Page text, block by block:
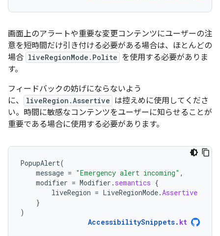
画面上のアラートや重要な変更コンテンツにユーザーの注
意を短時間だけ引き付ける必要がある場合は、ほとんどの
場合 liveRegionMode.Polite を使用する必要がありま
す。
フィードバックの妨げにならないよう
に、
liveRegion.Assertive は控えめに使用してくださ
い。時間に敏感なコンテンツをユーザーに知らせることが
重要である場合に使用する必要があります。
PopupAlert(
message = "Emergency alert incoming" ,
modifier = Modifier . semantics {
liveRegion = LiveRegionMode. Assertive
}
)
AccessibilitySnippets. kt